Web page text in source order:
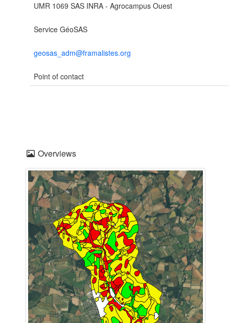
UMR 1069 SAS INRA - Agrocampus Ouest
Service GéoSAS
geosas_adm@framalistes.org
Point of contact
Overviews